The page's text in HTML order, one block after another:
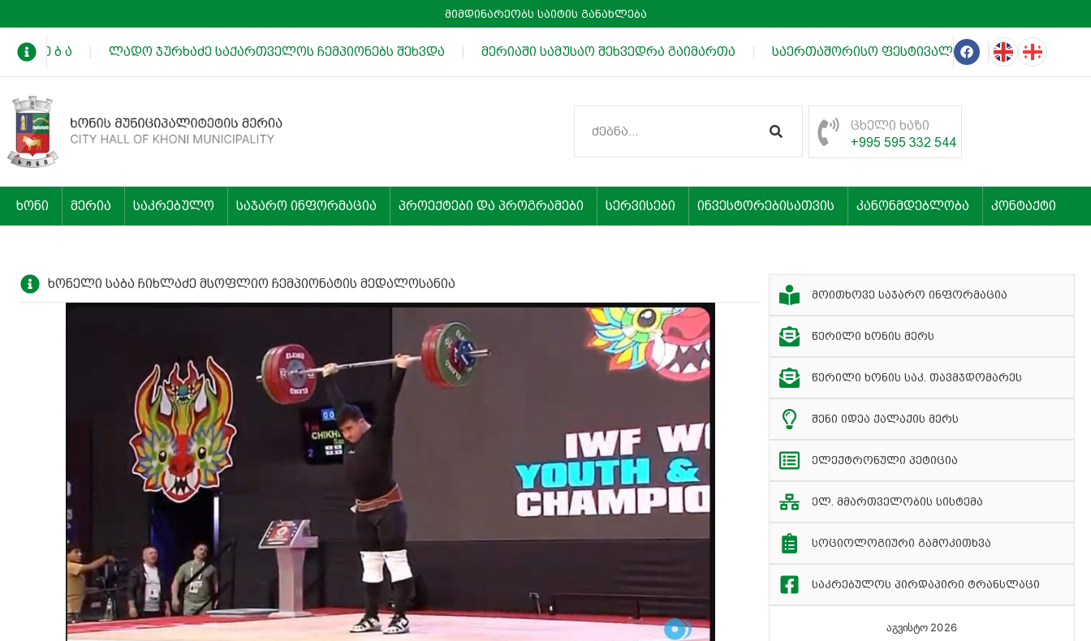
მიმდინარეობს საიტის განახლება
ა დ ე ბ ა ლადო ჯურხაძე საქართველოს ჩემპიონებს შეხვდა მერიაში სამუსაო შეხვედრა გაიმართა საერთაშორისო ფესტივალის „თეატრალური
ცხელი ხაზი
+995 595 332 544
ხონი მერია საკრებულო საჯარო ინფორმაცია პროექტები და პროგრამები სერვისები ინვესტორებისათვის კანონმდებლობა კონტაქტი
ხონელი საბა ჩიხლაძე მსოფლიო ჩემპიონატის მედალოსანია
მოითხოვე საჯარო ინფორმაცია
წერილი ხონის მერს
წერილი ხონის საკ. თავმჯდომარეს
შენი იდეა ქალაქის მერს
ელექტრონული პეტიცია
ელ. მმართველობის სისტემა
სოციოლოგიური გამოკითხვა
საკრებულოს პირდაპირი ტრანსლაცი
აგვისტო 2026